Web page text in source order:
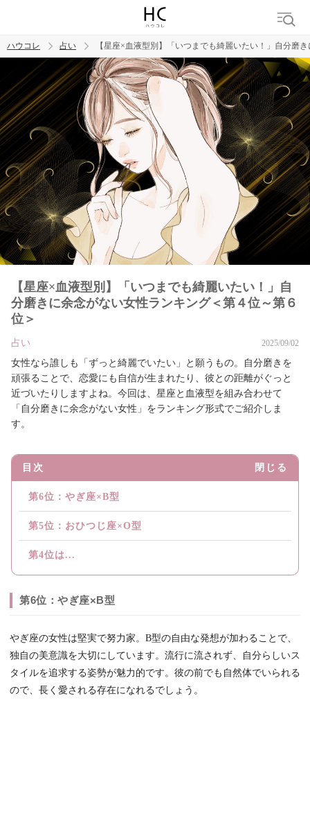
トレンド ワード
ハウコレ 占い 【星座×血液型別】「いつまでも綺麗いたい！」自分磨
【星座×血液型別】「いつまでも綺麗いたい！」自
分磨きに余念がない女性ランキング＜第４位～第６
位＞
占い 2025/09/02
女性なら誰しも「ずっと綺麗でいたい」と願うもの。自分磨きを
頑張ることで、恋愛にも自信が生まれたり、彼との距離がぐっと
近づいたりしますよね。今回は、星座と血液型を組み合わせて
「自分磨きに余念がない女性」をランキング形式でご紹介しま
す。
目次 閉じる
第6位：やぎ座×B型
第5位：おひつじ座×O型
第4位は...
第6位：やぎ座×B型
やぎ座の女性は堅実で努力家。B型の自由な発想が加わることで、
独自の美意識を大切にしています。流行に流されず、自分らしいス
タイルを追求する姿勢が魅力的です。彼の前でも自然体でいられる
ので、長く愛される存在になれるでしょう。